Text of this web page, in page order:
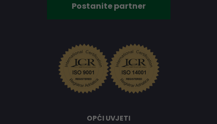
Postanite partner
OPĆI UVJETI